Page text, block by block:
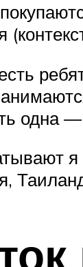
одна